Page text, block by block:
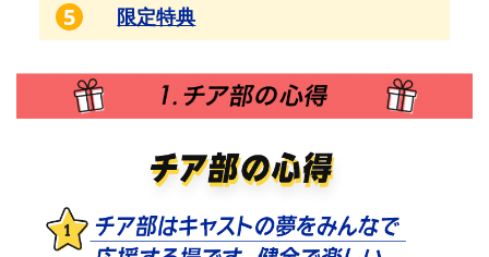
5 限定特典